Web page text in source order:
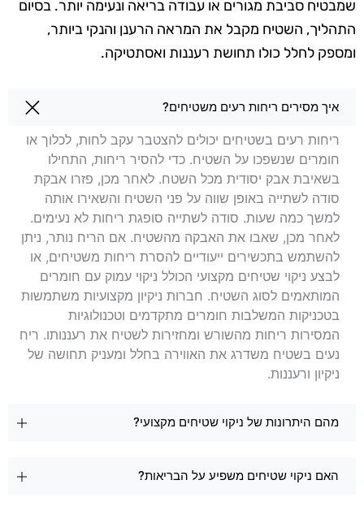
שמבטיח סביבת מגורים או עבודה בריאה ונעימה יותר. בסיום
התהליך, השטיח מקבל את המראה הרענן והנקי ביותר,
ומספק לחלל כולו תחושת רעננות ואסתטיקה.
שאלות בנושא ניקוי שטיחים באלעד
איך מסירים ריחות רעים משטיחים?
ריחות רעים בשטיחים יכולים להצטבר עקב לחות, לכלוך או
חומרים שנשפכו על השטיח. כדי להסיר ריחות, התחילו
בשאיבת אבק יסודית מכל השטח. לאחר מכן, פזרו אבקת
סודה לשתייה באופן שווה על פני השטיח והשאירו אותה
למשך כמה שעות. סודה לשתייה סופגת ריחות לא נעימים.
לאחר מכן, שאבו את האבקה מהשטיח. אם הריח נותר, ניתן
להשתמש בתכשירים ייעודיים להסרת ריחות משטיחים, או
לבצע ניקוי שטיחים מקצועי הכולל ניקוי עמוק עם חומרים
המותאמים לסוג השטיח. חברות ניקיון מקצועיות משתמשות
בטכניקות המשלבות חומרים מתקדמים וטכנולוגיות
המסירות ריחות מהשורש ומחזירות לשטיח את רעננותו. ריח
נעים בשטיח משדרג את האווירה בחלל ומעניק תחושה של
ניקיון ורעננות.
מהם היתרונות של ניקוי שטיחים מקצועי?
האם ניקוי שטיחים משפיע על הבריאות?